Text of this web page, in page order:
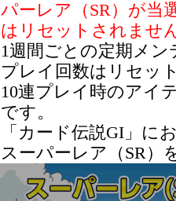
パーレア（SR）が当
はリセットされませ
1週間ごとの定期メ
プレイ回数はリセッ
10連プレイ時のアイ
です。
「カード伝説GI」に
スーパーレア（SR）